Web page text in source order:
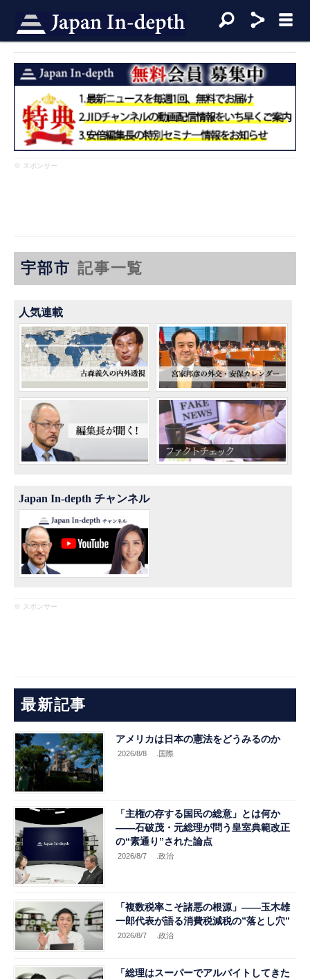
※ スポンサー
宇部市 記事一覧
人気連載
Japan In-depth チャンネル
※ スポンサー
最新記事
アメリカは日本の憲法をどうみるのか
2026/8/8 .国際
「主権の存する国民の総意」とは何か
――石破茂・元総理が問う皇室典範改正
の“素通り”された論点
2026/8/7 .政治
「複数税率こそ諸悪の根源」――玉木雄
一郎代表が語る消費税減税の”落とし穴”
2026/8/7 .政治
「総理はスーパーでアルバイトしてきた